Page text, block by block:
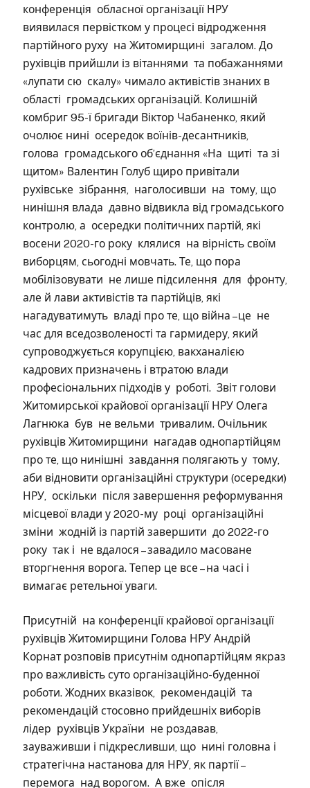
конференція обласної організації НРУ
виявилася первістком у процесі відродження
партійного руху на Житомирщині загалом. До
рухівців прийшли із вітаннями та побажаннями
«лупати сю скалу» чимало активістів знаних в
області громадських організацій. Колишній
комбриг 95-ї бригади Віктор Чабаненко, який
очолює нині осередок воїнів-десантників,
голова громадського об’єднання «На щиті та зі
щитом» Валентин Голуб щиро привітали
рухівське зібрання, наголосивши на тому, що
нинішня влада давно відвикла від громадського
контролю, а осередки політичних партій, які
восени 2020-го року клялися на вірність своїм
виборцям, сьогодні мовчать. Те, що пора
мобілізовувати не лише підсилення для фронту,
але й лави активістів та партійців, які
нагадуватимуть владі про те, що війна –це не
час для вседозволеності та гармидеру, який
супроводжується корупцією, вакханалією
кадрових призначень і втратою влади
професіональних підходів у роботі. Звіт голови
Житомирської крайової організації НРУ Олега
Лагнюка був не вельми тривалим. Очільник
рухівців Житомирщини нагадав однопартійцям
про те, що нинішні завдання полягають у тому,
аби відновити організаційні структури (осередки)
НРУ, оскільки після завершення реформування
місцевої влади у 2020-му році організаційні
зміни жодній із партій завершити до 2022-го
року так і не вдалося – завадило масоване
вторгнення ворога. Тепер це все – на часі і
вимагає ретельної уваги.
Присутній на конференції крайової організації
рухівців Житомирщини Голова НРУ Андрій
Корнат розповів присутнім однопартійцям якраз
про важливість суто організаційно-буденної
роботи. Жодних вказівок, рекомендацій та
рекомендацій стосовно прийдешніх виборів
лідер рухівців України не роздавав,
зауваживши і підкресливши, що нині головна і
стратегічна настанова для НРУ, як партії –
перемога над ворогом. А вже опісля